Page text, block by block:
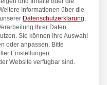
Informationen über die
Datenschutzerklärung.
Ihrer Daten
Sie können Ihre Auswahl
oder anpassen. Bitte
Einstellungen
Website verfügbar sind.
für die eine